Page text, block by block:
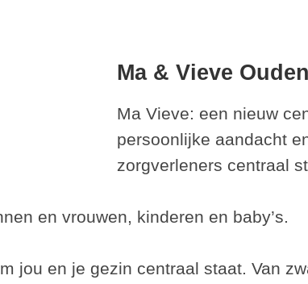
Ma & Vieve
Ma Vieve: een nieuw
persoonlijke aandacht
zorgverleners centraal
en vrouwen, kinderen en baby’s.
jou en je gezin centraal staat. Van